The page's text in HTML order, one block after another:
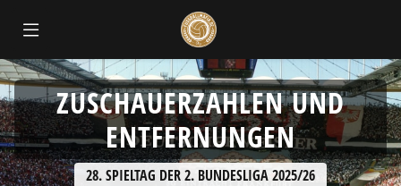
ZUSCHAUERZAHLEN UND
ENTFERNUNGEN
28. SPIELTAG DER 2. BUNDESLIGA 2025/26